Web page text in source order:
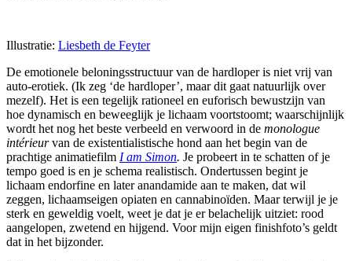
Illustratie: Liesbeth de Feyter
De emotionele beloningsstructuur van de hardloper is niet vrij van
auto-erotiek. (Ik zeg ‘de hardloper’, maar dit gaat natuurlijk over
mezelf). Het is een tegelijk rationeel en euforisch bewustzijn van
hoe dynamisch en beweeglijk je lichaam voortstoomt; waarschijnlijk
wordt het nog het beste verbeeld en verwoord in de monologue
intérieurvan de existentialistische hond aan het begin van de
prachtige animatiefilm I am Simon. Je probeert in te schatten of je
tempo goed is en je schema realistisch. Ondertussen begint je
lichaam endorfine en later anandamide aan te maken, dat wil
zeggen, lichaamseigen opiaten en cannabinoïden. Maar terwijl je je
sterk en geweldig voelt, weet je dat je er belachelijk uitziet: rood
aangelopen, zwetend en hijgend. Voor mijn eigen finishfoto’s geldt
dat in het bijzonder.